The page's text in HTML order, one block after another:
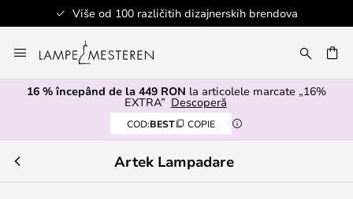
Više od 100 različitih dizajnerskih brendova
la
Continut
16 % începând de la 449 RON la articolele marcate „16%
EXTRA” Descoperă
COD:BEST COPIE
Artek Lampadare